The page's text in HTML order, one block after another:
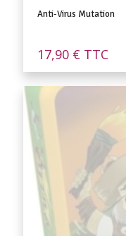
Anti-Virus Mutation
17,90 € TTC